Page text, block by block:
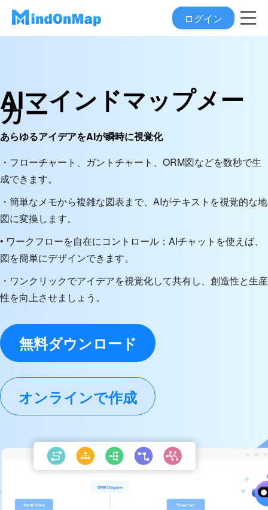
ログイン
AIマインドマップメー
カー
あらゆるアイデアをAIが瞬時に視覚化
・フローチャート、ガントチャート、ORM図などを数秒で生
成できます。
・簡単なメモから複雑な図表まで、AIがテキストを視覚的な地
図に変換します。
• ワークフローを自在にコントロール：AIチャットを使えば、
図を簡単にデザインできます。
・ワンクリックでアイデアを視覚化して共有し、創造性と生産
性を向上させましょう。
無料ダウンロード
オンラインで作成